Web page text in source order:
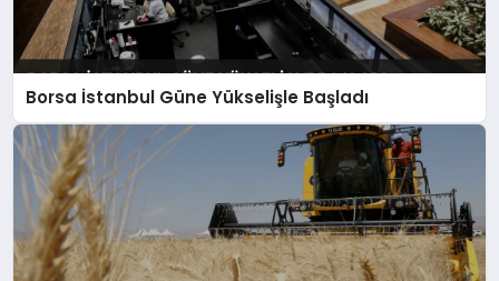
Borsa İstanbul Güne Yükselişle Başladı